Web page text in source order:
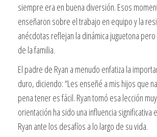
siempre era en buena diversión. Esos
enseñaron sobre el trabajo en equipo y la
anécdotas reflejan la dinámica juguetona
de la familia.
El padre de Ryan a menudo enfatiza la
duro, diciendo: “Les enseñé a mis hijos que
pena tener es fácil. Ryan tomó esa lección
orientación ha sido una influencia significativa
Ryan ante los desafíos a lo largo de su vida.